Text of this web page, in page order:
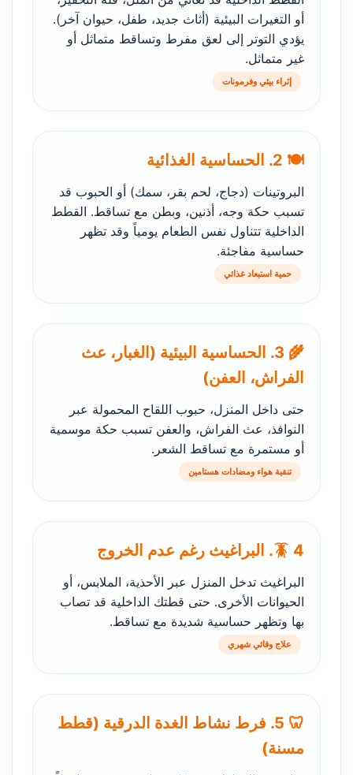
أو التغيرات البيئية (أثاث جديد، طفل، حيوان آخر).
يؤدي التوتر إلى لعق مفرط وتساقط متماثل أو
غير متماثل.
إثراء بيئي وفرمونات
🍽️ 2. الحساسية الغذائية
البروتينات (دجاج، لحم بقر، سمك) أو الحبوب قد
تسبب حكة وجه، أذنين، وبطن مع تساقط. القطط
الداخلية تتناول نفس الطعام يومياً وقد تظهر
حساسية مفاجئة.
حمية استبعاد غذائي
🌾 3. الحساسية البيئية (الغبار، عث
الفراش، العفن)
حتى داخل المنزل، حبوب اللقاح المحمولة عبر
النوافذ، عث الفراش، والعفن تسبب حكة موسمية
أو مستمرة مع تساقط الشعر.
تنقية هواء ومضادات هستامين
🪳 4. البراغيث رغم عدم الخروج
البراغيث تدخل المنزل عبر الأحذية، الملابس، أو
الحيوانات الأخرى. حتى قطتك الداخلية قد تصاب
بها وتظهر حساسية شديدة مع تساقط.
علاج وقائي شهري
🦷 5. فرط نشاط الغدة الدرقية (قطط
مسنة)